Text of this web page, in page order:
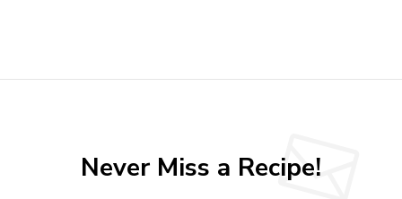
Never Miss a Recipe!